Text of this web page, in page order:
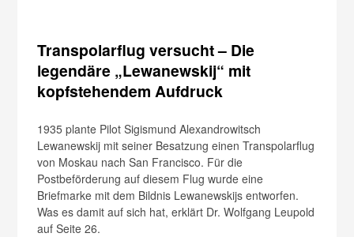
Transpolarflug versucht – Die
legendäre „Lewanewskij“ mit
kopfstehendem Aufdruck
1935 plante Pilot Sigismund Alexandrowitsch
Lewanewskij mit seiner Besatzung einen Transpolarflug
von Moskau nach San Francisco. Für die
Postbeförderung auf diesem Flug wurde eine
Briefmarke mit dem Bildnis Lewanewskijs entworfen.
Was es damit auf sich hat, erklärt Dr. Wolfgang Leupold
auf Seite 26.